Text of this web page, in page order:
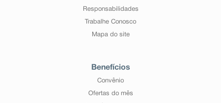
Responsabilidades
Trabalhe Conosco
Mapa do site
Benefícios
Convênio
Ofertas do mês